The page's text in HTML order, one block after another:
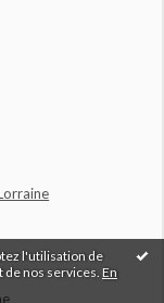
l'utilisation de
nos services. En